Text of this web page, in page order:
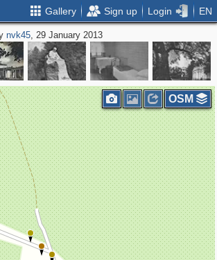
Gallery Sign up Login EN
nvk45, 29 January 2013
OSM